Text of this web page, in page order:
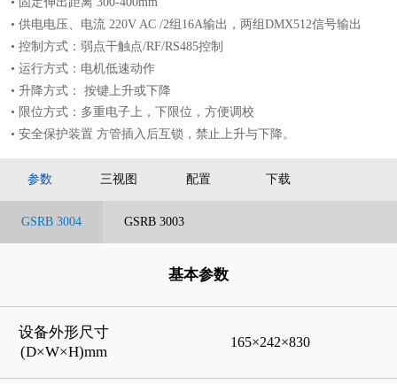
• 供电电压、电流 220V AC /2组16A输出，两组DMX512信号输出
• 控制方式：弱点干触点/RF/RS485控制
• 运行方式：电机低速动作
• 升降方式： 按键上升或下降
• 限位方式：多重电子上，下限位，方便调校
• 安全保护装置 方管插入后互锁，禁止上升与下降。
参数 三视图 配置 下载
GSRB 3004 GSRB 3003
基本参数
设备外形尺寸
(D×W×H)mm
165×242×830